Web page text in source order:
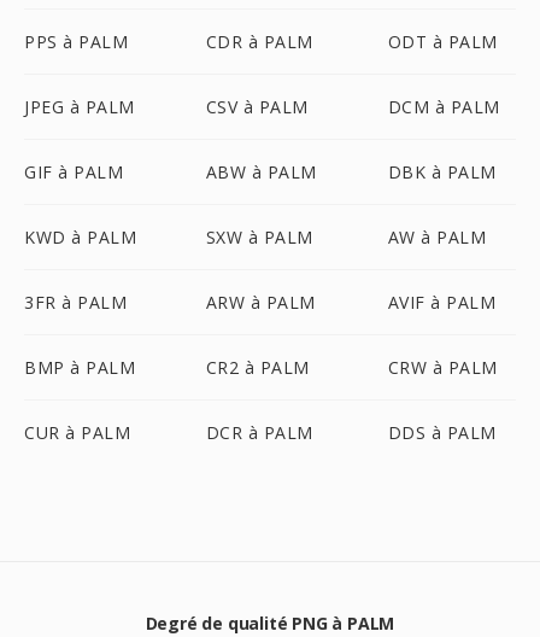
PPS à PALM CDR à PALM ODT à PALM
JPEG à PALM CSV à PALM DCM à PALM
GIF à PALM ABW à PALM DBK à PALM
KWD à PALM SXW à PALM AW à PALM
3FR à PALM ARW à PALM AVIF à PALM
BMP à PALM CR2 à PALM CRW à PALM
CUR à PALM DCR à PALM DDS à PALM
Degré de qualité PNG à PALM